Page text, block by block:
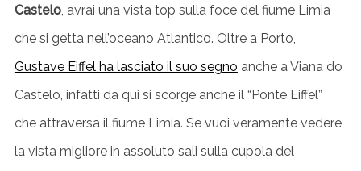
Castelo, avrai una vista top sulla foce del fiume Limia
che si getta nell’oceano Atlantico. Oltre a Porto,
Gustave Eiffel ha lasciato il suo segno anche a Viana do
Castelo, infatti da qui si scorge anche il “Ponte Eiffel”
che attraversa il fiume Limia. Se vuoi veramente vedere
la vista migliore in assoluto sali sulla cupola del